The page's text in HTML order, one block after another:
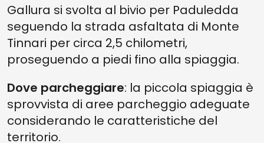
Gallura si svolta al bivio per Paduledda
seguendo la strada asfaltata di Monte
Tinnari per circa 2,5 chilometri,
proseguendo a piedi fino alla spiaggia.
Dove parcheggiare: la piccola spiaggia è
sprovvista di aree parcheggio adeguate
considerando le caratteristiche del
territorio.